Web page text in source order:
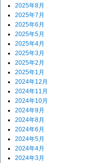
2025年8月
2025年7月
2025年6月
2025年5月
2025年4月
2025年3月
2025年2月
2025年1月
2024年12月
2024年11月
2024年10月
2024年9月
2024年8月
2024年6月
2024年5月
2024年4月
2024年3月